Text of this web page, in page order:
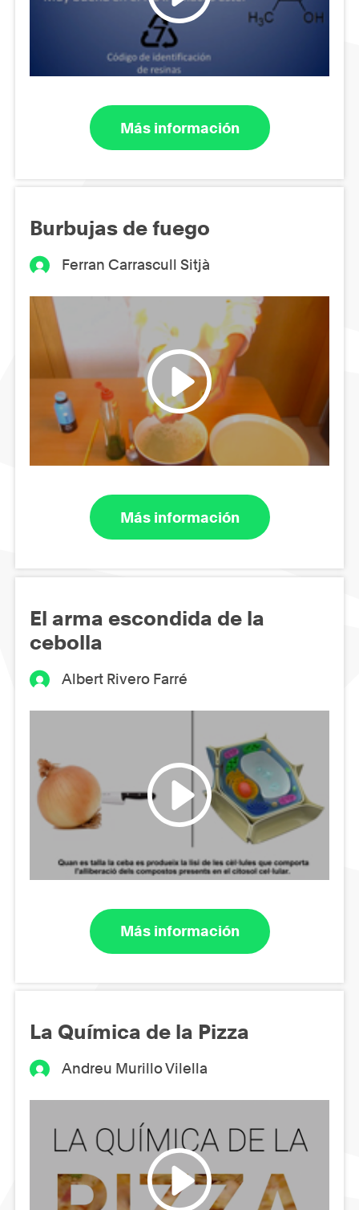
Más información
Burbujas de fuego
Ferran Carrascull Sitjà
Más información
El arma escondida de la
cebolla
Albert Rivero Farré
Más información
La Química de la Pizza
Andreu Murillo Vilella